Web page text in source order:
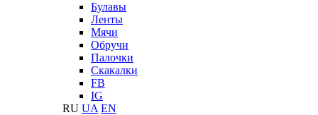
Булавы
Ленты
Мячи
Обручи
Палочки
Скакалки
FB
IG
RU UA EN